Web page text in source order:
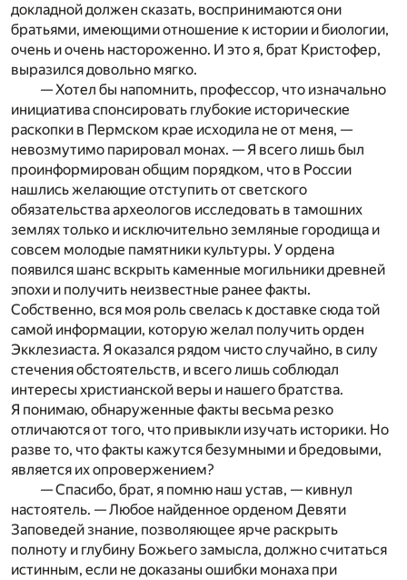
докладной должен сказать, воспринимаются они
братьями, имеющими отношение к истории и биологии,
очень и очень настороженно. И это я, брат Кристофер,
выразился довольно мягко.
— Хотел бы напомнить, профессор, что изначально
инициатива спонсировать глубокие исторические
раскопки в Пермском крае исходила не от меня, —
невозмутимо парировал монах. — Я всего лишь был
проинформирован общим порядком, что в России
нашлись желающие отступить от светского
обязательства археологов исследовать в тамошних
землях только и исключительно земляные городища и
совсем молодые памятники культуры. У ордена
появился шанс вскрыть каменные могильники древней
эпохи и получить неизвестные ранее факты.
Собственно, вся моя роль свелась к доставке сюда той
самой информации, которую желал получить орден
Экклезиаста. Я оказался рядом чисто случайно, в силу
стечения обстоятельств, и всего лишь соблюдал
интересы христианской веры и нашего братства.
Я понимаю, обнаруженные факты весьма резко
отличаются от того, что привыкли изучать историки. Но
разве то, что факты кажутся безумными и бредовыми,
является их опровержением?
— Спасибо, брат, я помню наш устав, — кивнул
настоятель. — Любое найденное орденом Девяти
Заповедей знание, позволяющее ярче раскрыть
полноту и глубину Божьего замысла, должно считаться
истинным, если не доказаны ошибки монаха при